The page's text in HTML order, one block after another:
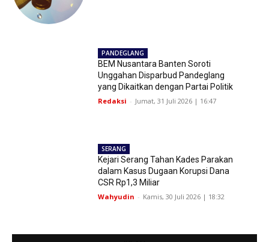
PANDEGLANG
BEM Nusantara Banten Soroti
Unggahan Disparbud Pandeglang
yang Dikaitkan dengan Partai Politik
Redaksi - Jumat, 31 Juli 2026 | 16:47
SERANG
Kejari Serang Tahan Kades Parakan
dalam Kasus Dugaan Korupsi Dana
CSR Rp1,3 Miliar
Wahyudin - Kamis, 30 Juli 2026 | 18:32